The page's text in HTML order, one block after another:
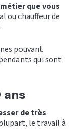
que vous
ou chauffeur de
pouvant
qui sont
ans
de très
le travail à